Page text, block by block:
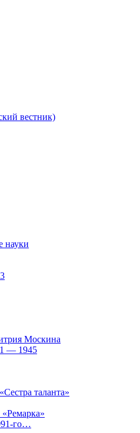
вестник)
науки
Москина
— 1945
таланта»
го…